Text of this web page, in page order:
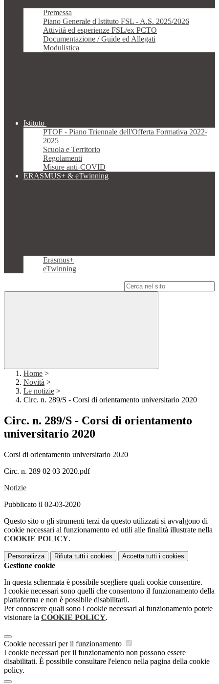
Premessa
Piano Generale d'Istituto FSL - A.S. 2025/2026
Attività ed esperienze FSL/ex PCTO
Documentazione / Guide ed Allegati
Modulistica
Istituto
PTOF - Piano Triennale dell'Offerta Formativa 2022-
2025
Scuola e Territorio
Regolamenti
Misure anti-COVID
ERASMUS+ & eTwinning
Erasmus+
eTwinning
Home >
Novità >
Le notizie >
Circ. n. 289/S - Corsi di orientamento universitario 2020
Circ. n. 289/S - Corsi di orientamento
universitario 2020
Corsi di orientamento universitario 2020
Circ. n. 289 02 03 2020.pdf
Notizie
Pubblicato il 02-03-2020
Questo sito o gli strumenti terzi da questo utilizzati si avvalgono di
cookie necessari al funzionamento ed utili alle finalità illustrate nella
COOKIE POLICY.
Personalizza Rifiuta tutti i cookies Accetta tutti i cookies
Gestione cookie
In questa schermata è possibile scegliere quali cookie consentire.
I cookie necessari sono quelli che consentono il funzionamento della
piattaforma e non è possibile disabilitarli.
Per conoscere quali sono i cookie necessari al funzionamento potete
visionare la COOKIE POLICY.
Cookie necessari per il funzionamento
I cookie necessari per il funzionamento non possono essere
disabilitati. È possibile consultare l'elenco nella pagina della cookie
policy.